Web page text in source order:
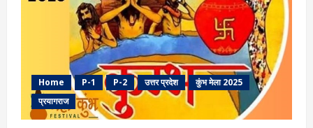
पर
हमला,
की
कड़ी
आलोचना
Home P-1 P-2 उत्तर प्रदेश
कुंभ मेला 2025
प्रयागराज